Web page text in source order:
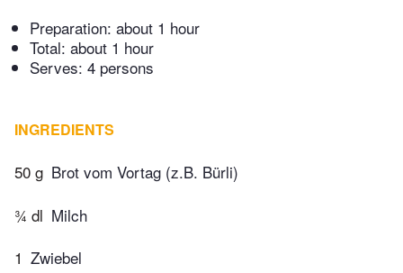
Preparation: about 1 hour
Total: about 1 hour
Serves: 4 persons
INGREDIENTS
50 g Brot vom Vortag (z.B. Bürli)
¾ dl Milch
1 Zwiebel